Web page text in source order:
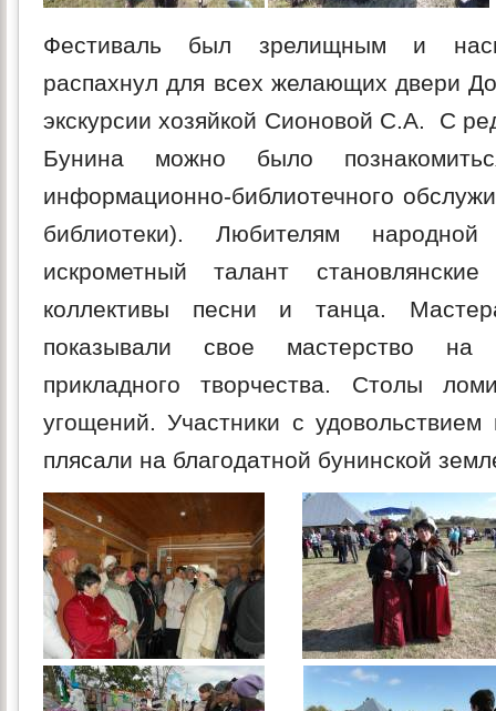
Фестиваль был зрелищным и
распахнул для всех желающих двери
экскурсии хозяйкой Сионовой С.А. С
Бунина можно было
информационно-библиотечного
библиотеки). Любителям
искрометный талант
коллективы песни и танца.
показывали свое мастерство на
прикладного творчества. Столы
угощений. Участники с
плясали на благодатной бунинской